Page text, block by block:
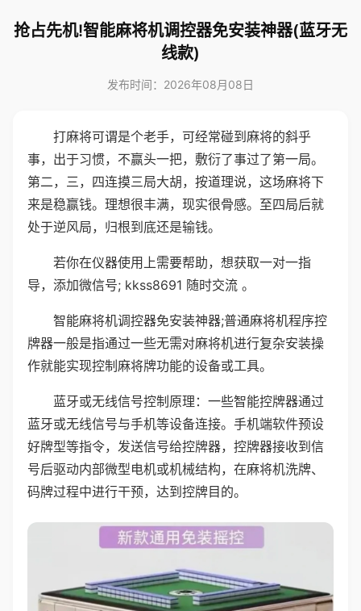
抢占先机!智能麻将机调控器免安装神器(蓝牙无
线款)
发布时间：2026年08月08日
打麻将可谓是个老手，可经常碰到麻将的斜乎
事，出于习惯，不赢头一把，敷衍了事过了第一局。
第二，三，四连摸三局大胡，按道理说，这场麻将下
来是稳赢钱。理想很丰满，现实很骨感。至四局后就
处于逆风局，归根到底还是输钱。
若你在仪器使用上需要帮助，想获取一对一指
导，添加微信号; kkss8691 随时交流 。
智能麻将机调控器免安装神器;普通麻将机程序控
牌器一般是指通过一些无需对麻将机进行复杂安装操
作就能实现控制麻将牌功能的设备或工具。
蓝牙或无线信号控制原理：一些智能控牌器通过
蓝牙或无线信号与手机等设备连接。手机端软件预设
好牌型等指令，发送信号给控牌器，控牌器接收到信
号后驱动内部微型电机或机械结构，在麻将机洗牌、
码牌过程中进行干预，达到控牌目的。